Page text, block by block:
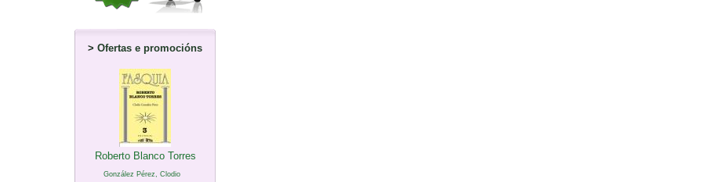
> Ofertas e promocións
Roberto Blanco Torres
González Pérez, Clodio